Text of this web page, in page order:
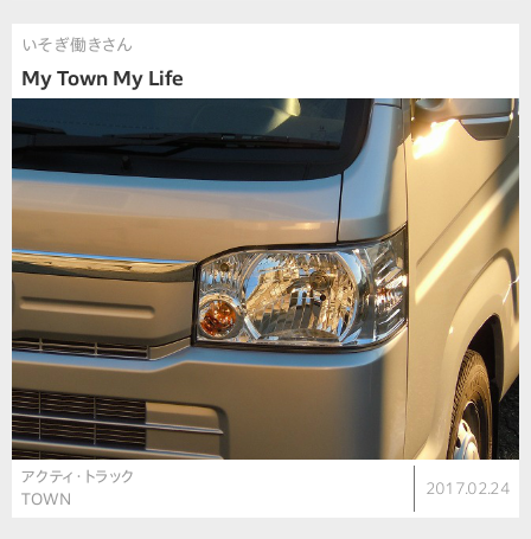
いそぎ働きさん
My Town My Life
アクティ・トラック
TOWN
2017.02.24